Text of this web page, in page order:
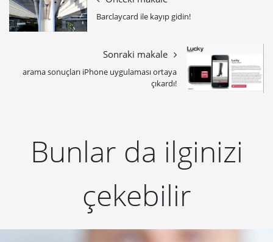
Barclaycard ile kayıp gidin!
Sonraki makale
arama sonuçları iPhone uygulaması ortaya
çıkardı!
Bunlar da ilginizi
çekebilir